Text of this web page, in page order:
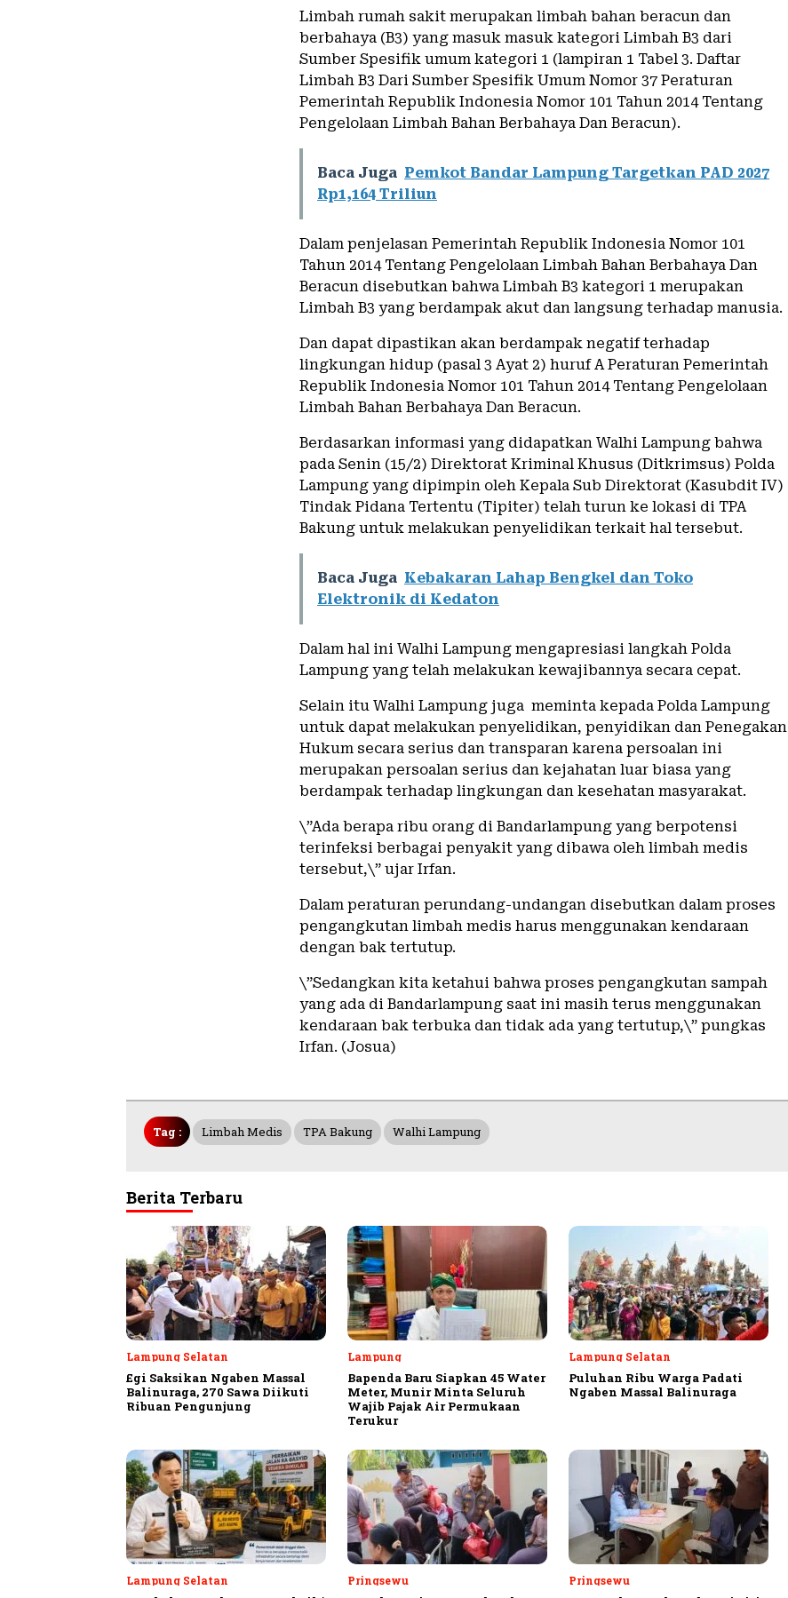
Limbah rumah sakit merupakan limbah bahan beracun dan
berbahaya (B3) yang masuk masuk kategori Limbah B3 dari
Sumber Spesifik umum kategori 1 (lampiran 1 Tabel 3. Daftar
Limbah B3 Dari Sumber Spesifik Umum Nomor 37 Peraturan
Pemerintah Republik Indonesia Nomor 101 Tahun 2014 Tentang
Pengelolaan Limbah Bahan Berbahaya Dan Beracun).
Baca Juga Pemkot Bandar Lampung Targetkan PAD 2027
Rp1,164 Triliun
Dalam penjelasan Pemerintah Republik Indonesia Nomor 101
Tahun 2014 Tentang Pengelolaan Limbah Bahan Berbahaya Dan
Beracun disebutkan bahwa Limbah B3 kategori 1 merupakan
Limbah B3 yang berdampak akut dan langsung terhadap manusia.
Dan dapat dipastikan akan berdampak negatif terhadap
lingkungan hidup (pasal 3 Ayat 2) huruf A Peraturan Pemerintah
Republik Indonesia Nomor 101 Tahun 2014 Tentang Pengelolaan
Limbah Bahan Berbahaya Dan Beracun.
Berdasarkan informasi yang didapatkan Walhi Lampung bahwa
pada Senin (15/2) Direktorat Kriminal Khusus (Ditkrimsus) Polda
Lampung yang dipimpin oleh Kepala Sub Direktorat (Kasubdit IV)
Tindak Pidana Tertentu (Tipiter) telah turun ke lokasi di TPA
Bakung untuk melakukan penyelidikan terkait hal tersebut.
Baca Juga Kebakaran Lahap Bengkel dan Toko
Elektronik di Kedaton
Dalam hal ini Walhi Lampung mengapresiasi langkah Polda
Lampung yang telah melakukan kewajibannya secara cepat.
Selain itu Walhi Lampung juga meminta kepada Polda Lampung
untuk dapat melakukan penyelidikan, penyidikan dan Penegakan
Hukum secara serius dan transparan karena persoalan ini
merupakan persoalan serius dan kejahatan luar biasa yang
berdampak terhadap lingkungan dan kesehatan masyarakat.
\”Ada berapa ribu orang di Bandarlampung yang berpotensi
terinfeksi berbagai penyakit yang dibawa oleh limbah medis
tersebut,\” ujar Irfan.
Dalam peraturan perundang-undangan disebutkan dalam proses
pengangkutan limbah medis harus menggunakan kendaraan
dengan bak tertutup.
\”Sedangkan kita ketahui bahwa proses pengangkutan sampah
yang ada di Bandarlampung saat ini masih terus menggunakan
kendaraan bak terbuka dan tidak ada yang tertutup,\” pungkas
Irfan. (Josua)
Tag : Limbah Medis TPA Bakung Walhi Lampung
Berita Terbaru
Lampung Selatan
Egi Saksikan Ngaben Massal
Balinuraga, 270 Sawa Diikuti
Ribuan Pengunjung
Lampung
Bapenda Baru Siapkan 45 Water
Meter, Munir Minta Seluruh
Wajib Pajak Air Permukaan
Terukur
Lampung Selatan
Puluhan Ribu Warga Padati
Ngaben Massal Balinuraga
Lampung Selatan Pringsewu Pringsewu